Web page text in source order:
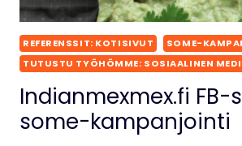
REFERENSSIT: KOTISIVUT
SOME-
TUTUSTU TYÖHÖMME: SOSIAALINEN
Indianmexmex.fi FB-
some-kampanjointi